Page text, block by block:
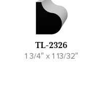
TL-2326
1 3/4″ x 1 13/32″